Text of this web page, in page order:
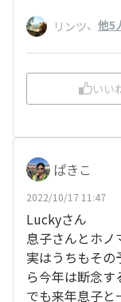
リンツ、 他5
いい
ぱきこ
2022/10/17 11:47
Luckyさん
息子さんとホノ
実はうちもそ
ら今年は断念
でも来年息子と